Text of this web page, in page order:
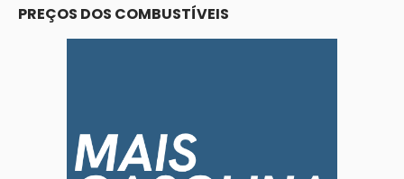
PREÇOS DOS COMBUSTÍVEIS